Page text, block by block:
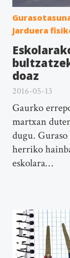
Jarduera
doaz
2016-05-13
Gaurko
martxan
dugu.
herriko
eskolara…